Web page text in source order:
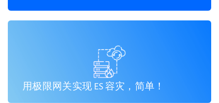
用极限网关实现 ES 容灾，简单！